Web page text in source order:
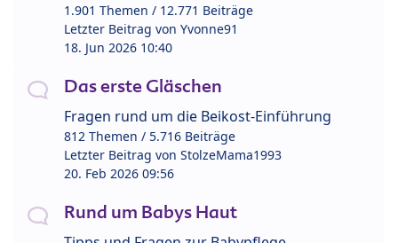
1.901 Themen / 12.771 Beiträge
Letzter Beitrag von Yvonne91
18. Jun 2026 10:40
Das erste Gläschen
Fragen rund um die Beikost-Einführung
812 Themen / 5.716 Beiträge
Letzter Beitrag von StolzeMama1993
20. Feb 2026 09:56
Rund um Babys Haut